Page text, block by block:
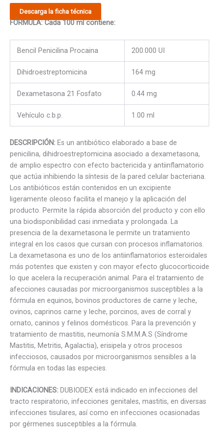
Descarga la ficha técnica
FÓRMULA: Cada 100 ml contiene:
Bencil Penicilina Procaina 200.000 UI
Dihidroestreptomicina 164 mg
Dexametasona 21 Fosfato 0.44 mg
Vehículo c.b.p. 1.00 ml
DESCRIPCIÓN: Es un antibiótico elaborado a base de
penicilina, dihidroestreptomicina asociado a dexametasona,
de amplio espectro con efecto bactericida y antiinflamatorio
que actúa inhibiendo la síntesis de la pared celular bacteriana.
Los antibióticos están contenidos en un excipiente
ligeramente oleoso facilita el manejo y la aplicación del
producto. Permite la rápida absorción del producto y con ello
una biodisponibilidad casi inmediata y prolongada. La
presencia de la dexametasona le permite un tratamiento
integral en los casos que cursan con procesos inflamatorios.
La dexametasona es uno de los antiinflamatorios esteroidales
más potentes que existen y con mayor efecto glucocorticoide
lo que acelera la recuperación animal. Para el tratamiento de
afecciones causadas por microorganismos susceptibles a la
fórmula en equinos, bovinos productores de carne y leche,
ovinos, caprinos carne y leche, porcinos, aves de corral y
ornato, caninos y felinos domésticos. Para la prevención y
tratamiento de mastitis, neumonía S.M.M.A.S (Síndrome
Mastitis, Metritis, Agalactia), erisipela y otros procesos
infecciosos, causados por microorganismos sensibles a la
fórmula en todas las especies.
INDICACIONES: DUBIODEX está indicado en infecciones del
tracto respiratorio, infecciones genitales, mastitis, en diversas
infecciones tisulares, así como en infecciones ocasionadas
por gérmenes susceptibles a la fórmula.